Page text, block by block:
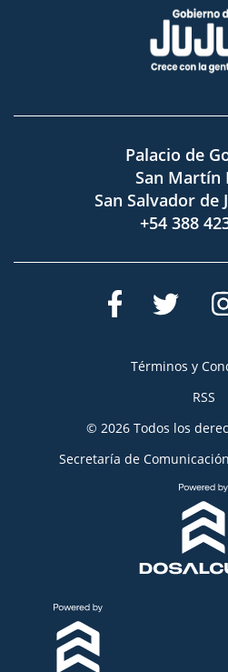
Palacio de
San Martín
San Salvador de
+54 388
Términos y
RSS
© 2026 Todos los
Secretaría de